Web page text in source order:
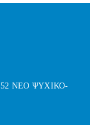
ΝΕΟ ΨΥΧΙΚΟ-